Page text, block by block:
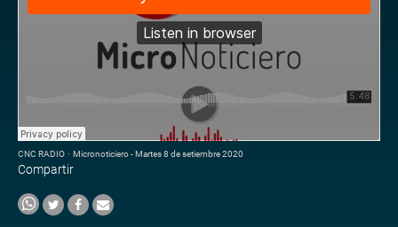
CNC RADIO · Micronoticiero - Martes 8 de setiembre 2020
Compartir